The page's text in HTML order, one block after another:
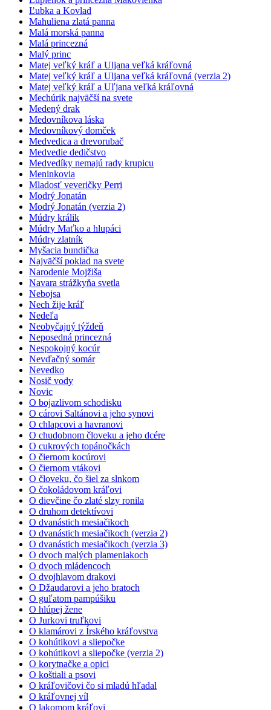
Ľubka a Kovlad
Mahuliena zlatá panna
Malá morská panna
Malá princezná
Malý princ
Matej veľký kráľ a Uljana veľká kráľovná
Matej veľký kráľ a Uljana veľká kráľovná (verzia 2)
Matej veľký kráľ a Uľjana veľká kráľovná
Mechúrik najväčší na svete
Medený drak
Medovníkova láska
Medovníkový domček
Medvedica a drevorubač
Medvedie dedičstvo
Medvedíky nemajú rady krupicu
Meninkovia
Mladosť veveričky Perri
Modrý Jonatán
Modrý Jonatán (verzia 2)
Múdry králik
Múdry Maťko a hlupáci
Múdry zlatník
Myšacia bundička
Najväčší poklad na svete
Narodenie Mojžiša
Navara strážkyňa svetla
Nebojsa
Nech žije kráľ
Nedeľa
Neobyčajný týždeň
Neposedná princezná
Nespokojný kocúr
Nevďačný somár
Nevedko
Nosič vody
Novic
O bojazlivom schodisku
O cárovi Saltánovi a jeho synovi
O chlapcovi a havranovi
O chudobnom človeku a jeho dcére
O cukrových topánočkách
O čiernom kocúrovi
O čiernom vtákovi
O človeku, čo šiel za slnkom
O čokoládovom kráľovi
O dievčine čo zlaté slzy ronila
O druhom detektívovi
O dvanástich mesiačikoch
O dvanástich mesiačikoch (verzia 2)
O dvanástich mesiačikoch (verzia 3)
O dvoch malých plameniakoch
O dvoch mládencoch
O dvojhlavom drakovi
O Džaudarovi a jeho bratoch
O guľatom pampúšiku
O hlúpej žene
O Jurkovi truľkovi
O klamárovi z Írského kráľovstva
O kohútikovi a sliepočke
O kohútikovi a sliepočke (verzia 2)
O korytnačke a opici
O koštiali a psovi
O kráľovičovi čo si mladú hľadal
O kráľovnej víl
O lakomom kráľovi